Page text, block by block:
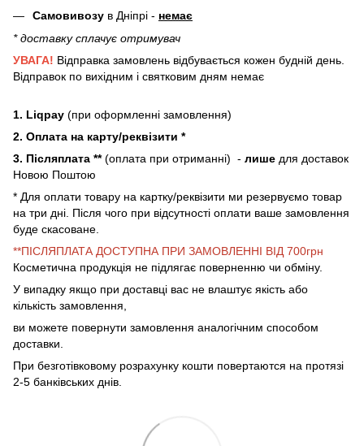
Самовивозу в Дніпрі - немає
* доставку сплачує отримувач
УВАГА! Відправка замовлень відбувається кожен будній день.
Відправок по вихідним і святковим дням немає
1. Liqpay (при оформленні замовлення)
2. Оплата на карту/реквізити *
3. Післяплата **(оплата при отриманні) - лише для доставок
Новою Поштою
* Для оплати товару на картку/реквізити ми резервуємо товар
на три дні. Після чого при відсутності оплати ваше замовлення
буде скасоване.
**ПІСЛЯПЛАТА ДОСТУПНА ПРИ ЗАМОВЛЕННІ ВІД 700грн
Косметична продукція не підлягає поверненню чи обміну.
У випадку якщо при доставці вас не влаштує якість або
кількість замовлення,
ви можете повернути замовлення аналогічним способом
доставки.
При безготівковому розрахунку кошти повертаются на протязі
2-5 банківських днів.